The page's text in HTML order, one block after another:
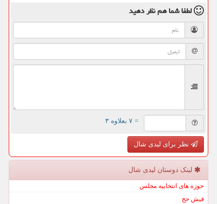
لطفا شما همنظر دهید
= ۷ بعلاوه ۳
نظر برای لیدی شال
لینک دوستان لیدی شال
حوزه های انتخابیه مجلس
فیش حج